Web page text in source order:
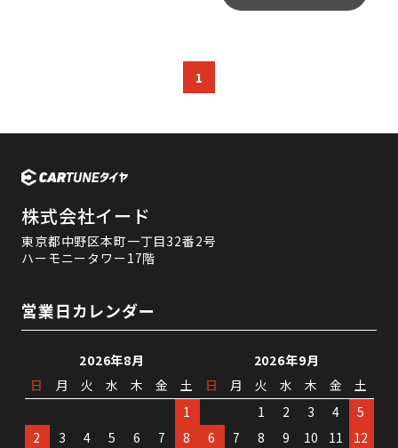
1
株式会社イード
東京都中野区本町一丁目32番2号
ハーモニータワー17階
営業日カレンダー
2026年8月
日
月 火 水 木 金
土
1
2
3 4 5 6 7
8
2026年9月
日
月 火 水 木 金
土
1
2 3 4
5
6
7 8 9 10 11
12